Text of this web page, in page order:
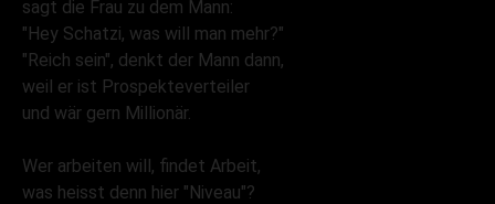
sagt die Frau zu dem Mann:
"Hey Schatzi, was will man mehr?"
"Reich sein", denkt der Mann dann,
weil er ist Prospekteverteiler
und wär gern Millionär.
Wer arbeiten will, findet Arbeit,
was heisst denn hier "Niveau"?